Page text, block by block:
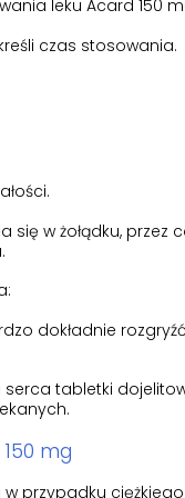
leku Acard 150
czas stosowania.
w żołądku, przez
dokładnie
serca tabletki
mg
przypadku